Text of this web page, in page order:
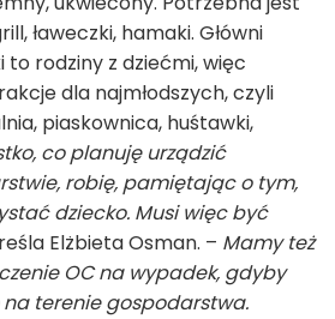
ławeczki, hamaki. Główni
rodziny z dziećmi, więc
dla najmłodszych, czyli
piaskownica, huśtawki,
co planuję urządzić
robię, pamiętając o tym,
dziecko. Musi więc być
Elżbieta Osman. – Mamy też
OC na wypadek, gdyby
na terenie gospodarstwa.